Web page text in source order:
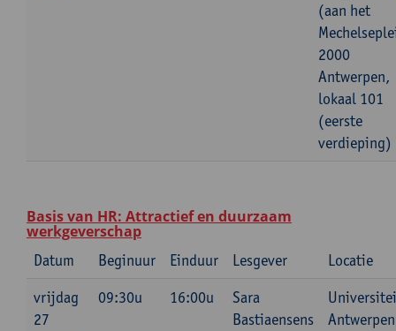
(aan het
2000
Antwerpen,
lokaal 101
(eerste
verdieping)
Basis van HR: Attractief en duurzaam
werkgeverschap
Datum Beginuur Einduur Lesgever
Locatie
vrijdag
27
09:30u 16:00u
Sara
Bastiaensens